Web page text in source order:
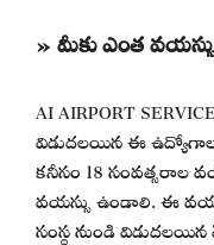
» మీకు ఎంత
AI AIRPORT
విడుదలయిన ఈ
కనీసం 18 సంవత్సరాల
వయస్సు ఉండాలి. ఈ
సంస్థ నుండి